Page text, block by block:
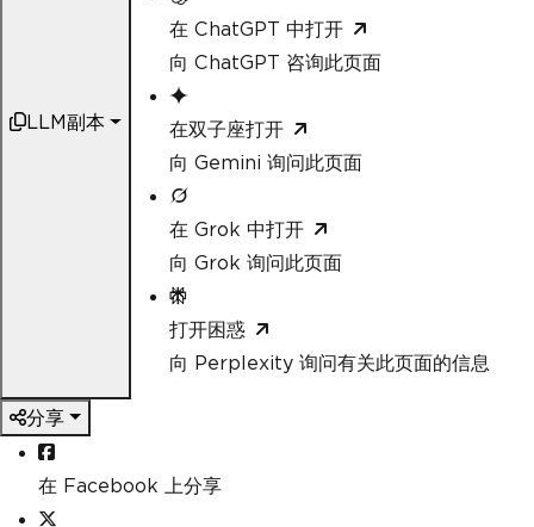
LLM副本
在 ChatGPT 中打开
向 ChatGPT 咨询此页面
在双子座打开
向 Gemini 询问此页面
在 Grok 中打开
向 Grok 询问此页面
打开困惑
向 Perplexity 询问有关此页面的信息
分享
在 Facebook 上分享